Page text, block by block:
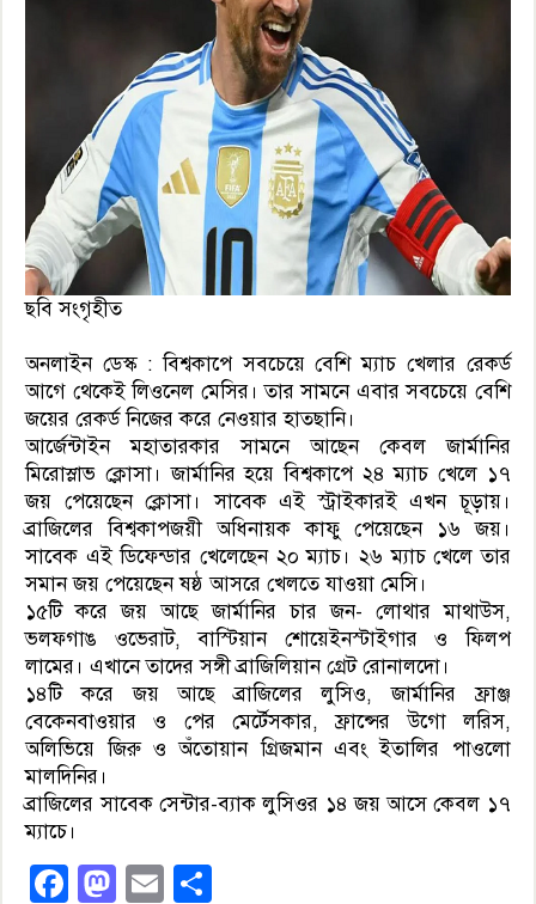
ছবি সংগৃহীত
অনলাইন ডেস্ক : বিশ্বকাপে সবচেয়ে বেশি ম‍্যাচ খেলার রেকর্ড
আগে থেকেই লিওনেল মেসির। তার সামনে এবার সবচেয়ে বেশি
জয়ের রেকর্ড নিজের করে নেওয়ার হাতছানি।
আর্জেন্টাইন মহাতারকার সামনে আছেন কেবল জার্মানির
মিরোস্লাভ ক্লোসা। জার্মানির হয়ে বিশ্বকাপে ২৪ ম‍্যাচ খেলে ১৭
জয় পেয়েছেন ক্লোসা। সাবেক এই স্ট্রাইকারই এখন চূড়ায়।
ব্রাজিলের বিশ্বকাপজয়ী অধিনায়ক কাফু পেয়েছেন ১৬ জয়।
সাবেক এই ডিফেন্ডার খেলেছেন ২০ ম‍্যাচ। ২৬ ম‍্যাচ খেলে তার
সমান জয় পেয়েছেন ষষ্ঠ আসরে খেলতে যাওয়া মেসি।
১৫টি করে জয় আছে জার্মানির চার জন- লোথার ম‍াথাউস,
ভলফগাঙ ওভেরাট, বাস্টিয়ান শোয়েইনস্টাইগার ও ফিলপ
লামের। এখানে তাদের সঙ্গী ব্রাজিলিয়ান গ্রেট রোনালদো।
১৪টি করে জয় আছে ব্রাজিলের লুসিও, জার্মানির ফ্রাঞ্জ
বেকেনবাওয়ার ও পের মের্টেসকার, ফ্রান্সের উগো লরিস,
অলিভিয়ে জিরু ও অঁতোয়ান গ্রিজমান এবং ইতালির পাওলো
মালদিনির।
ব্রাজিলের সাবেক সেন্টার-ব‍্যাক লুসিওর ১৪ জয় আসে কেবল ১৭
ম‍্যাচে।
Facebook
Mastodon
Email